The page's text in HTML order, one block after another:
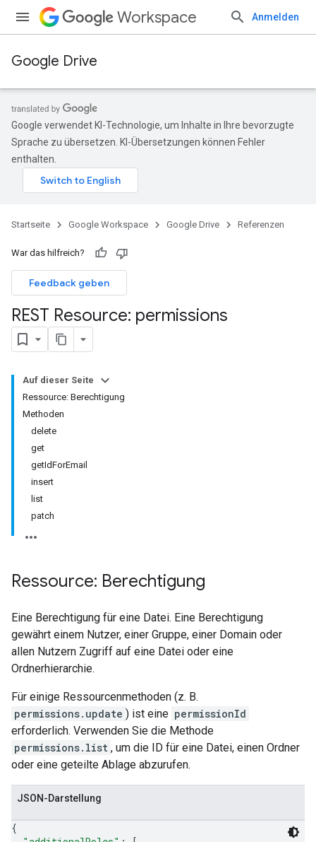
Workspace Anmelden
Google Drive
Google verwendet KI-Technologie, um Inhalte in Ihre bevorzugte
Sprache zu übersetzen. KI-Übersetzungen können Fehler
enthalten.
Startseite Google Workspace Google Drive Referenzen
War das hilfreich?
Feedback geben
REST Resource: permissions
Auf dieser Seite
Ressource: Berechtigung
Methoden
delete
get
getIdForEmail
insert
list
patch
Ressource: Berechtigung
Eine Berechtigung für eine Datei. Eine Berechtigung
gewährt einem Nutzer, einer Gruppe, einer Domain oder
allen Nutzern Zugriff auf eine Datei oder eine
Ordnerhierarchie.
Für einige Ressourcenmethoden (z. B.
permissions.update ) ist eine permissionId
erforderlich. Verwenden Sie die Methode
permissions.list , um die ID für eine Datei, einen Ordner
oder eine geteilte Ablage abzurufen.
JSON-Darstellung
{